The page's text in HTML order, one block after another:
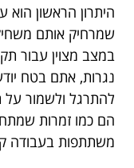
היתרון הראשון
שמרחיק אותם
במצב מצוין עבור
נגרות, אתם בטח
להתרגל ולשמור על
הם כמו זמרות
משתתפות בעבודה